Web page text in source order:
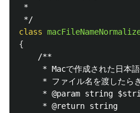
*
*/
class
{
/**
* Macで作成された日本
* ファイル名を渡したら
* @param string
     * @return string